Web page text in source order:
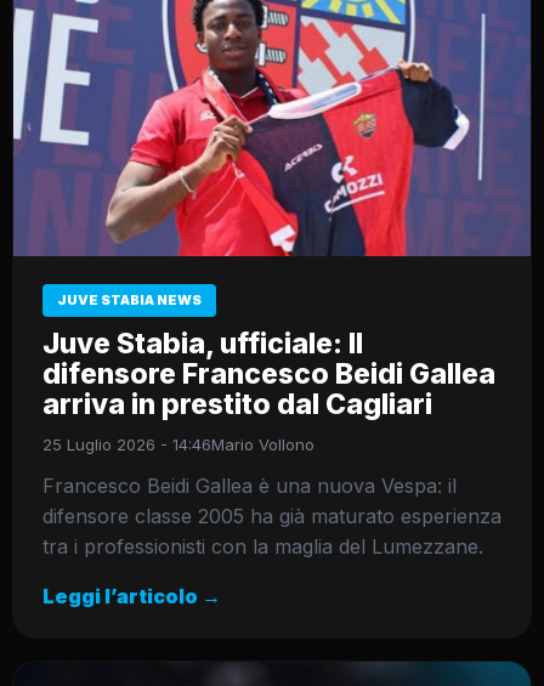
JUVE STABIA NEWS
Juve Stabia, ufficiale: Il
difensore Francesco Beidi Gallea
arriva in prestito dal Cagliari
25 Luglio 2026 - 14:46Mario Vollono
Francesco Beidi Gallea è una nuova Vespa: il
difensore classe 2005 ha già maturato esperienza
tra i professionisti con la maglia del Lumezzane.
Leggi l’articolo →